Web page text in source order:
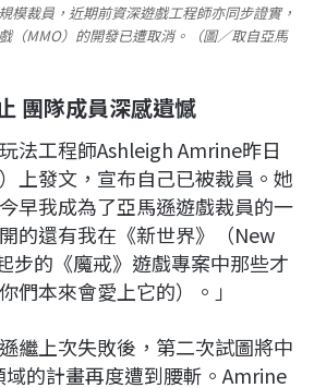
模裁員，近期前資深遊戲工程師亦同步證實，
（MMO）的開發已遭取消。（圖／取自亞馬
團隊成員深感遺憾
法工程師Ashleigh Amrine昨日
上發文，宣布自己已被裁員。她
早我成為了亞馬遜遊戲裁員的一
的還有我在《新世界》（New
步的《魔戒》遊戲專案中那些才
們本來會愛上它的）。」
繼上次失敗後，第二次試圖將中
的計畫再度遭到腰斬。Amrine